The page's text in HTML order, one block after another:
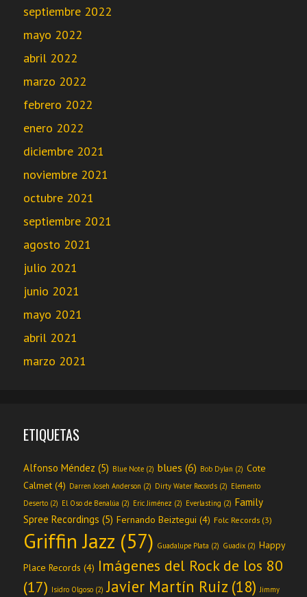
septiembre 2022
mayo 2022
abril 2022
marzo 2022
febrero 2022
enero 2022
diciembre 2021
noviembre 2021
octubre 2021
septiembre 2021
agosto 2021
julio 2021
junio 2021
mayo 2021
abril 2021
marzo 2021
ETIQUETAS
Alfonso Méndez (5) Blue Note (2) blues (6) Bob Dylan (2) Cote
Calmet (4) Darren Joseh Anderson (2) Dirty Water Records (2) Elemento
Deserto (2) El Oso de Benalúa (2) Eric Jiménez (2) Everlasting (2) Family
Spree Recordings (5) Fernando Beiztegui (4) Folc Records (3)
Griffin Jazz (57) Guadalupe Plata (2) Guadix (2) Happy
Place Records (4) Imágenes del Rock de los 80
(17) Isidro Olgoso (2) Javier Martín Ruiz (18) Jimmy